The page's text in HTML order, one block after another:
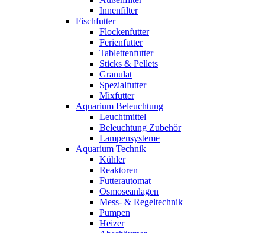
Innenfilter
Fischfutter
Flockenfutter
Ferienfutter
Tablettenfutter
Sticks & Pellets
Granulat
Spezialfutter
Mixfutter
Aquarium Beleuchtung
Leuchtmittel
Beleuchtung Zubehör
Lampensysteme
Aquarium Technik
Kühler
Reaktoren
Futterautomat
Osmoseanlagen
Mess- & Regeltechnik
Pumpen
Heizer